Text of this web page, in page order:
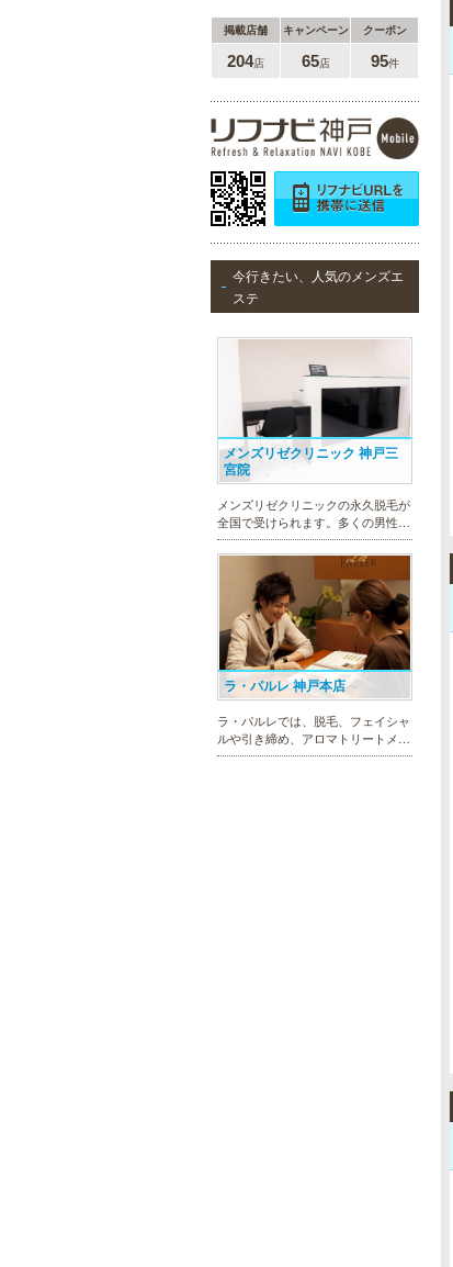
掲載店舗 キャンペーン クーポン
204店 65店 95件
今行きたい、人気のメンズエ
ステ
メンズリゼクリニック 神戸三
宮院
メンズリゼクリニックの永久脱毛が
全国で受けられます。多くの男性患
者様にご支持頂き、新宿1院から始
まったメンズリゼクリニックが、現
在では提携院含め全国10院を展開す
るクリニックになりました。
ラ・パルレ 神戸本店
ラ・パルレでは、脱毛、フェイシャ
ルや引き締め、アロマトリートメン
ト、本格的なダイエットコース等、